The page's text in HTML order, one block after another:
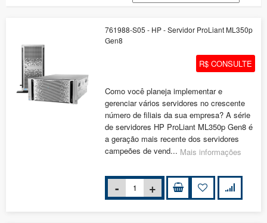
761988-S05 - HP - Servidor ProLiant ML350p
Gen8
R$ CONSULTE
Como você planeja implementar e
gerenciar vários servidores no crescente
número de filiais da sua empresa? A série
de servidores HP ProLiant ML350p Gen8 é
a geração mais recente dos servidores
campeões de vend... Mais informações